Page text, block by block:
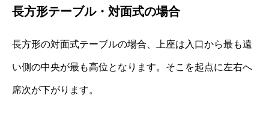
長方形テーブル・対面式の場合
長方形の対面式テーブルの場合、上座は入口から最も遠
い側の中央が最も高位となります。そこを起点に左右へ
席次が下がります。